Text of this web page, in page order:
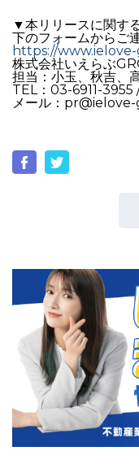
▼本リリースに関す
下のフォームからご
https://
株式会社いえらぶ
担当：小玉、秋吉、
TEL：03-6911-3955
メール：